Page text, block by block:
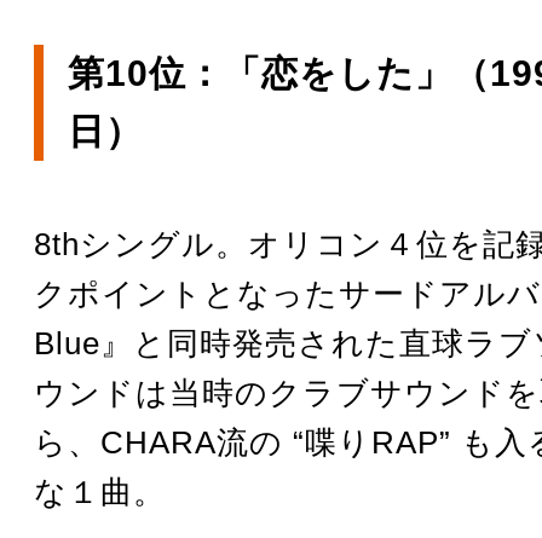
第10位：「恋をした」（
日）
8thシングル。オリコン４位を記
クポイントとなったサードアル
Blue』と同時発売された直球ラ
ウンドは当時のクラブサウンド
ら、CHARA流の “喋りRAP” も
な１曲。